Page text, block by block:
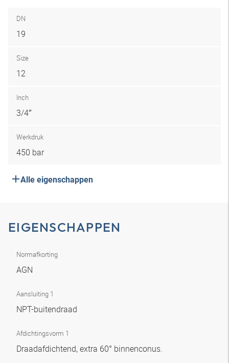
DN
19
Size
12
Inch
3/4″
Werkdruk
450 bar
Alle eigenschappen
EIGENSCHAPPEN
Normafkorting
AGN
Aansluiting 1
NPT-buitendraad
Afdichtingsvorm 1
Draadafdichtend, extra 60° binnenconus.